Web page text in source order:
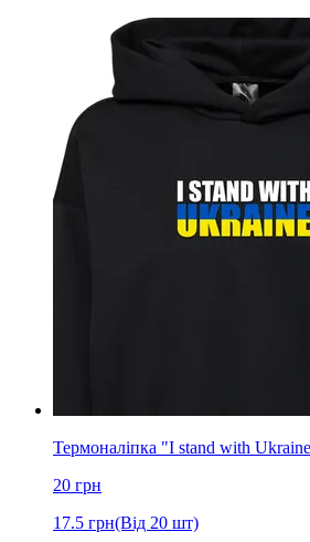
Термоналіпка "I stand with
20 грн
17.5 грн(Від 20 шт)